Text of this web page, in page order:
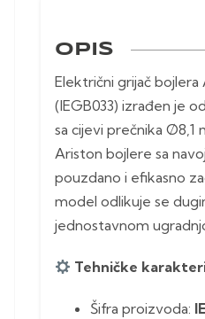
OPIS
Električni grijač
(IEGB033) izrađen je
sa cijevi prečnika Ø8,1
Ariston bojlere sa
pouzdano i efikasno
model odlikuje se
jednostavnom
Tehničke
Šifra proizvoda: